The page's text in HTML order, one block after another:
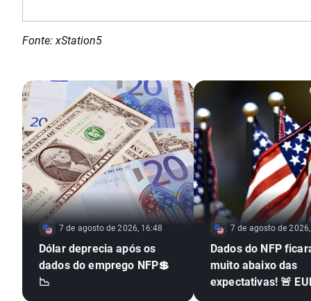
Fonte: xStation5
7 de agosto de 2026, 16:48
Dólar deprecia após os
dados do emprego NFP💲
📉
7 de agosto de
Dados do NFP
muito abaixo das
expectativas! 🚨